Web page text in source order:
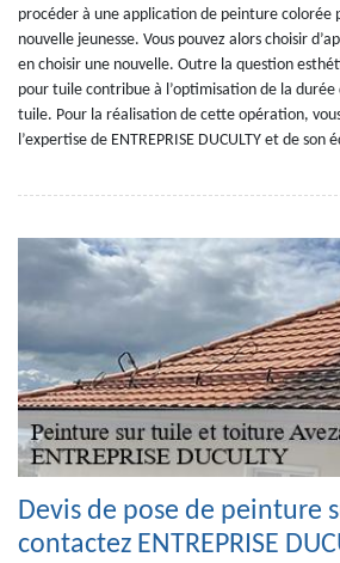
procéder à une application de peinture colorée
nouvelle jeunesse. Vous pouvez alors choisir
en choisir une nouvelle. Outre la question
pour tuile contribue à l’optimisation de la
tuile. Pour la réalisation de cette opération,
l’expertise de ENTREPRISE DUCULTY et de son
Devis de pose de peinture
contactez ENTREPRISE